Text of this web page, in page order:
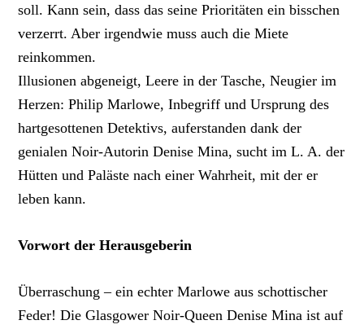
soll. Kann sein, dass das seine Prioritäten ein bisschen
verzerrt. Aber irgendwie muss auch die Miete
reinkommen.
Illusionen abgeneigt, Leere in der Tasche, Neugier im
Herzen: Philip Marlowe, Inbegriff und Ursprung des
hartgesottenen Detektivs, auferstanden dank der
genialen Noir-Autorin Denise Mina, sucht im L. A. der
Hütten und Paläste nach einer Wahrheit, mit der er
leben kann.
Vorwort der Herausgeberin
Überraschung – ein echter Marlowe aus schottischer
Feder! Die Glasgower Noir-Queen Denise Mina ist auf